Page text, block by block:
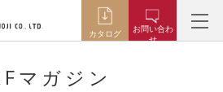
カタログ
お問い合わ
せ
マガジン